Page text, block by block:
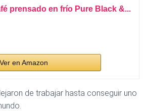
prensado en frío Pure Black &...
Ver en Amazon
de trabajar hasta conseguir uno